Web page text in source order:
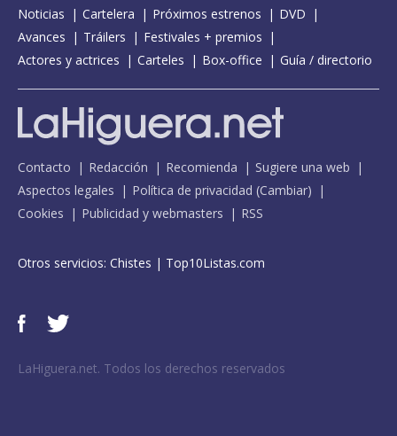
Noticias Cartelera Próximos estrenos
DVD
Avances
Tráilers
Festivales + premios
Actores y actrices
Carteles Box-office Guía / directorio
Contacto Redacción Recomienda
Sugiere una web
Aspectos legales
Política de privacidad (Cambiar)
Cookies
Publicidad y webmasters RSS
Otros servicios: Chistes | Top10Listas.com
LaHiguera.net. Todos los derechos reservados